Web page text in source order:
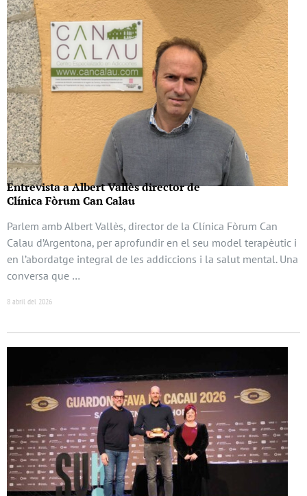
Entrevista a Albert Vallès director de
Clínica Fòrum Can Calau
Parlem amb Albert Vallès, director de la Clínica Fòrum Can
Calau d’Argentona, per aprofundir en el seu model terapèutic i
en l’abordatge integral de les addiccions i la salut mental. Una
conversa que …
8 abril del 2026